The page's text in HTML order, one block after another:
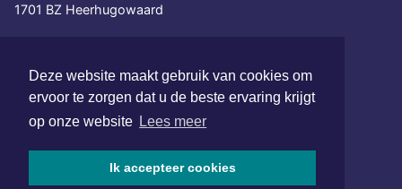
Deze website maakt gebruik van cookies om
ervoor te zorgen dat u de beste ervaring krijgt
op onze website Lees meer
Ik accepteer cookies
1701 BZ Heerhugowaard
SOCIAL MEDIA